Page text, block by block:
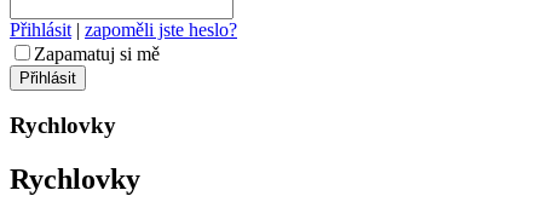
Přihlásit | zapoměli jste heslo?
Zapamatuj si mě
Rychlovky
Rychlovky